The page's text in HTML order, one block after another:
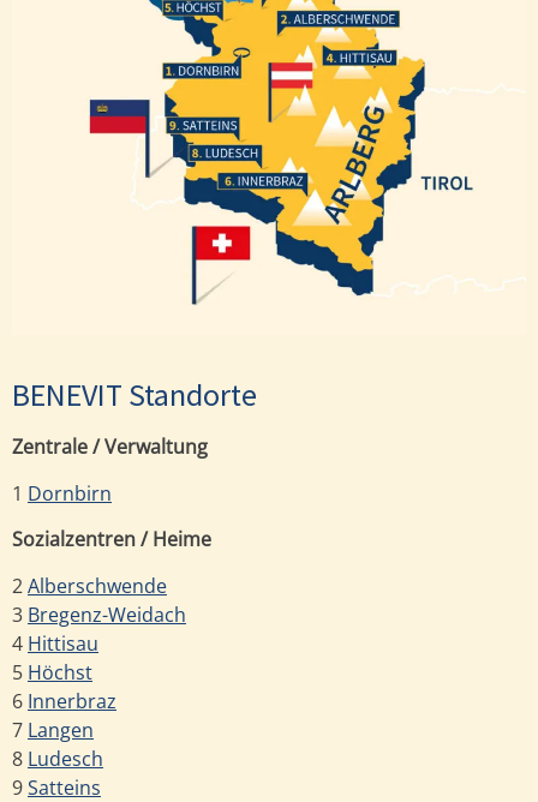
Dornbirn
Ludesch
Innerbraz
Alberschwende
Höchst
BENEVIT Standorte
Zentrale / Verwaltung
1 Dornbirn
Sozialzentren / Heime
2Alberschwende
3 Bregenz-Weidach
4 Hittisau
5 Höchst
6 Innerbraz
7 Langen
8 Ludesch
9Satteins